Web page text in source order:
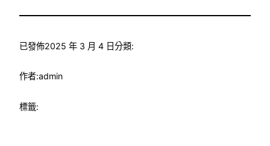
已發佈2025 年 3 月 4 日分類:
作者:admin
標籤: